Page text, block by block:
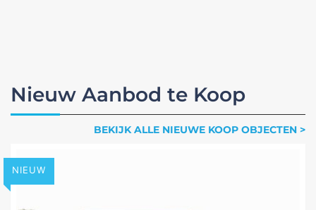
Nieuw Aanbod te Koop
BEKIJK ALLE NIEUWE KOOP OBJECTEN >
NIEUW